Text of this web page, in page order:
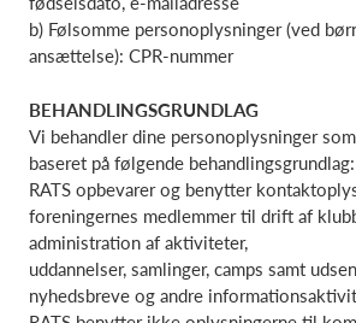
b) Følsomme personoplysninger (ved
ansættelse): CPR-nummer
BEHANDLINGSGRUNDLAG
Vi behandler dine personoplysninger
baseret på følgende behandlingsgrundlag:
RATS opbevarer og benytter
foreningernes medlemmer til drift af
administration af aktiviteter,
uddannelser, samlinger, camps samt
nyhedsbreve og andre